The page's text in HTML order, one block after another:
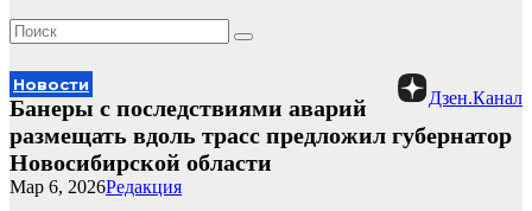
Новости
Дзен.Канал
Банеры с последствиями аварий
размещать вдоль трасс предложил губернатор
Новосибирской области
Редакция
Мар 6, 2026